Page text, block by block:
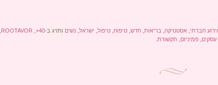
חברתי אסטטיקה, בריאות, חדש, טיפוח טיפול, ישראל, נשים ותויג ב-40+
,
ROOTAVOR
עסקים פמיניזם תקשורת.